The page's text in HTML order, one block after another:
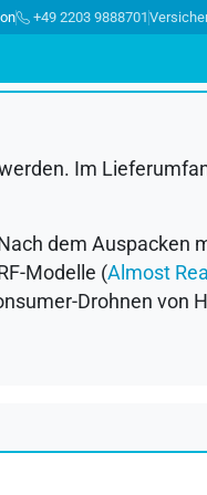
+49 2203 9888701
Im
dem Auspacken
-Modelle (Almost
Drohnen von